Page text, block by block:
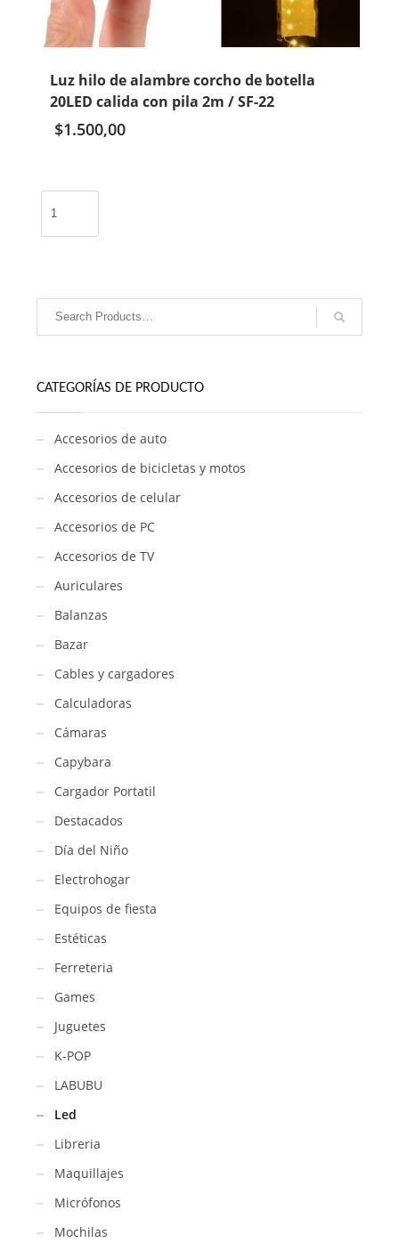
Luz hilo de alambre corcho de botella
20LED calida con pila 2m / SF-22
$1.500,00
de
botella
20LED
pila
2m
cantidad
CATEGORÍAS DE PRODUCTO
Accesorios de auto
Accesorios de bicicletas y motos
Accesorios de celular
Accesorios de PC
Accesorios de TV
Auriculares
Balanzas
Bazar
Cables y cargadores
Calculadoras
Cámaras
Capybara
Cargador Portatil
Destacados
Día del Niño
Electrohogar
Equipos de fiesta
Estéticas
Ferreteria
Games
Juguetes
K-POP
LABUBU
Led
Libreria
Maquillajes
Micrófonos
Mochilas